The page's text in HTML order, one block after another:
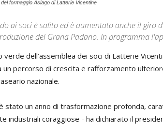
formaggio Asiago di Latterie Vicentine
ai soci è salito ed è aumentato anche il giro
del Grana Padano. In programma
verde dell’assemblea dei soci di Latterie
un percorso di crescita e rafforzamento
nazionale.
stato un anno di trasformazione profonda,
industriali coraggiose - ha dichiarato il